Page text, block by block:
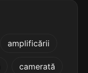
10 lit.
amplificării
camerată